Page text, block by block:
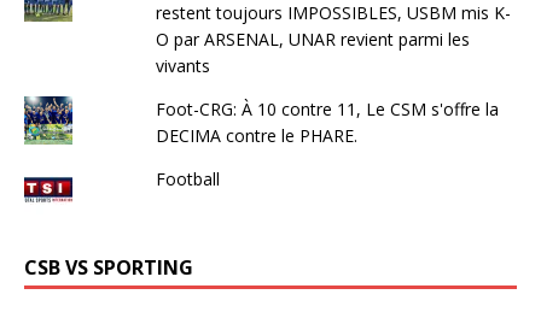
restent toujours IMPOSSIBLES, USBM mis K-
O par ARSENAL, UNAR revient parmi les
vivants
Foot-CRG: À 10 contre 11, Le CSM s'offre la
DECIMA contre le PHARE.
Football
CSB VS SPORTING